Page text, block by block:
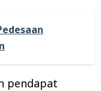
pendapat